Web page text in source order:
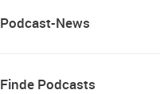
Podcast-News
Finde Podcasts